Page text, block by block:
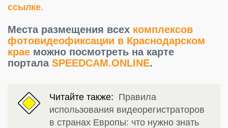
ссылке.
Места размещения всех комплексов
фотовидеофиксации в Краснодарском
крае можно посмотреть на карте
портала SPEEDCAM.ONLINE.
Читайте также: Правила
использования видеорегистраторов
в странах Европы: что нужно знать